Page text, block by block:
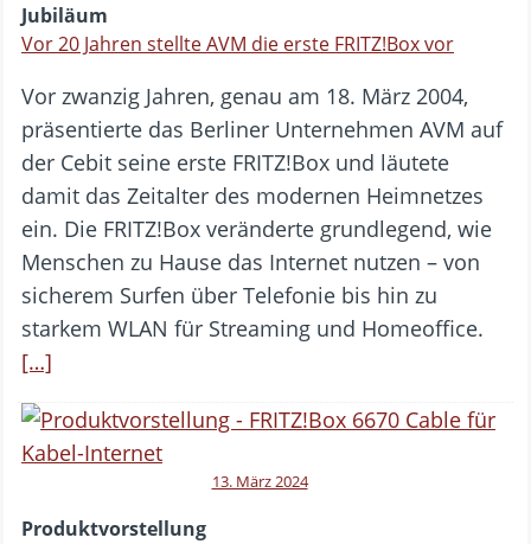
Jubiläum
Vor 20 Jahren stellte AVM die erste FRITZ!Box vor
Vor zwanzig Jahren, genau am 18. März 2004,
präsentierte das Berliner Unternehmen AVM auf
der Cebit seine erste FRITZ!Box und läutete
damit das Zeitalter des modernen Heimnetzes
ein. Die FRITZ!Box veränderte grundlegend, wie
Menschen zu Hause das Internet nutzen – von
sicherem Surfen über Telefonie bis hin zu
starkem WLAN für Streaming und Homeoffice.
[…]
13. März 2024
Produktvorstellung